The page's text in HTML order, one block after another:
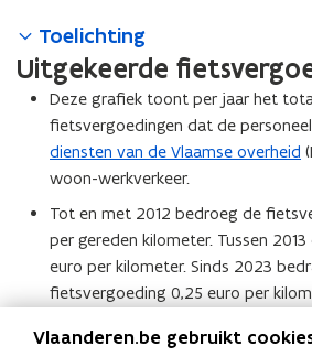
Toelichting
Uitgekeerde
Deze grafiek toont per jaar het
fietsvergoedingen dat de
diensten van de Vlaamse overheid
woon-werkverkeer.
Tot en met 2012 bedroeg de
per gereden kilometer. Tussen
euro per kilometer. Sinds 2023
fietsvergoeding 0,25 euro per
Vlaanderen.be gebruikt